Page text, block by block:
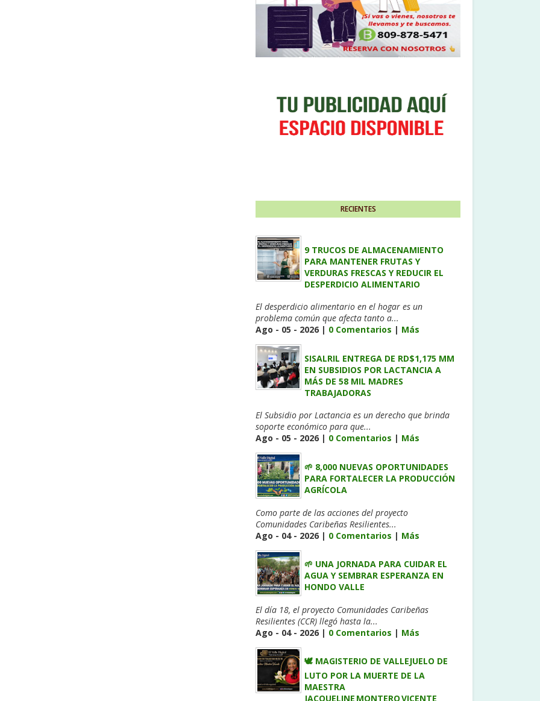
RECIENTES
9 TRUCOS DE ALMACENAMIENTO
PARA MANTENER FRUTAS Y
VERDURAS FRESCAS Y REDUCIR EL
DESPERDICIO ALIMENTARIO
El desperdicio alimentario en el hogar es un
problema común que afecta tanto a...
Ago - 05 - 2026 | 0 Comentarios | Más
SISALRIL ENTREGA DE RD$1,175 MM
EN SUBSIDIOS POR LACTANCIA A
MÁS DE 58 MIL MADRES
TRABAJADORAS
El Subsidio por Lactancia es un derecho que brinda
soporte económico para que...
Ago - 05 - 2026 | 0 Comentarios | Más
🌱 8,000 NUEVAS OPORTUNIDADES
PARA FORTALECER LA PRODUCCIÓN
AGRÍCOLA
Como parte de las acciones del proyecto
Comunidades Caribeñas Resilientes...
Ago - 04 - 2026 | 0 Comentarios | Más
🌱 UNA JORNADA PARA CUIDAR EL
AGUA Y SEMBRAR ESPERANZA EN
HONDO VALLE
El día 18, el proyecto Comunidades Caribeñas
Resilientes (CCR) llegó hasta la...
Ago - 04 - 2026 | 0 Comentarios | Más
🕊️ MAGISTERIO DE VALLEJUELO DE
LUTO POR LA MUERTE DE LA
MAESTRA
JACQUELINE MONTERO VICENTE